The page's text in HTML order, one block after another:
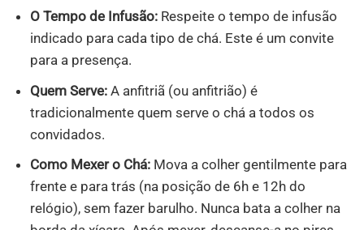
O Tempo de Infusão: Respeite o tempo de infusão
indicado para cada tipo de chá. Este é um convite
para a presença.
Quem Serve: A anfitriã (ou anfitrião) é
tradicionalmente quem serve o chá a todos os
convidados.
Como Mexer o Chá: Mova a colher gentilmente para
frente e para trás (na posição de 6h e 12h do
relógio), sem fazer barulho. Nunca bata a colher na